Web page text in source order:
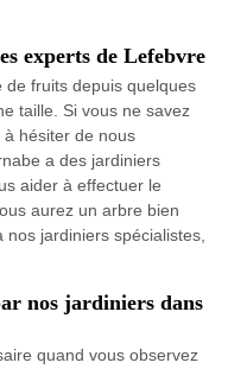
experts de Lefebvre
fruits depuis quelques
taille. Si vous ne savez
à hésiter de nous
a des jardiniers
aider à effectuer le
aurez un arbre bien
jardiniers spécialistes,
nos jardiniers dans
quand vous observez